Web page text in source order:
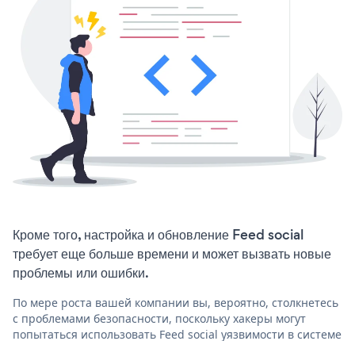
Кроме того, настройка и обновление Feed social
требует еще больше времени и может вызвать новые
проблемы или ошибки.
По мере роста вашей компании вы, вероятно, столкнетесь
с проблемами безопасности, поскольку хакеры могут
попытаться использовать Feed social уязвимости в системе